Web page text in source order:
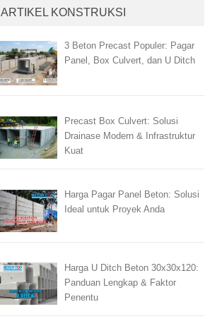
ARTIKEL KONSTRUKSI
3 Beton Precast Populer: Pagar
Panel, Box Culvert, dan U Ditch
Precast Box Culvert: Solusi
Drainase Modern & Infrastruktur
Kuat
Harga Pagar Panel Beton: Solusi
Ideal untuk Proyek Anda
Harga U Ditch Beton 30x30x120:
Panduan Lengkap & Faktor
Penentu